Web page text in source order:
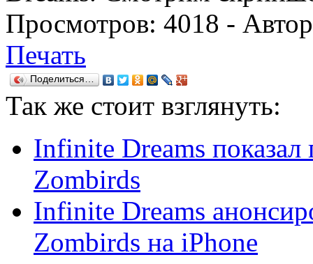
Просмотров: 4018 -
Печать
Поделиться…
Так же стоит взглянуть:
Infinite Dreams
Zombirds
Infinite Dreams
Zombirds на iPhone